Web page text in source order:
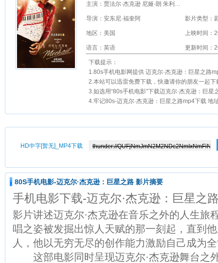
主演：贾法尔·杰克逊 尼娅·朗 朱利亚诺·瓦尔迪 科尔曼·多明戈 迈尔斯·特勒 凯林·多瑞尔·琼斯 劳拉·哈里尔 杰西卡·苏拉 麦克·梅尔斯 肯德里克·桑普森 拉伦兹·泰特 约瑟夫·戴维-琼斯 贾马尔·亨德森 莱恩·希尔 特雷·霍顿 朱达·爱德华兹 杰登·哈维尔 杰林·林登·亨特 纳撒尼尔·罗根·麦金泰尔
导演：安东尼·福奎阿 影片类型：
地区：美国 上映时间：
语言：英语 更新时间：
下载提示：
1.80s手机电影网提供 迈克尔·杰克逊：巨星之路mp4下载 和 迈
2.本站可以迅雷免费下载，快邀请你的朋友一起
3.如选用“80s手机电影”下载迈克尔·杰克逊：巨星之
4.牢记80s-迈克尔·杰克逊：巨星之路mp4下载 地
HD中字[暂无]_MP4下载
80S手机电影-迈克尔·杰克逊：巨星之路 影片摘要
手机电影下载-迈克尔·杰克逊：巨星之
影片讲述迈克尔·杰克逊在音乐之外的人生旅
唱之姿被发掘出惊人天赋的那一刻起，直到
人，他以无穷无尽的创作能力激励自己成为
这部电影同时呈现迈克尔·杰克逊舞台之